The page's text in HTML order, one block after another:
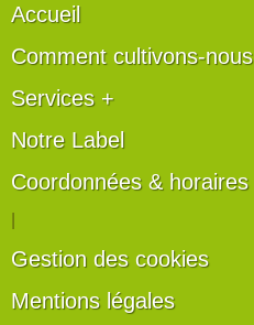
Accueil
Comment cultivons-nous
Services +
Notre Label
Coordonnées & horaires
Gestion des cookies
Mentions légales